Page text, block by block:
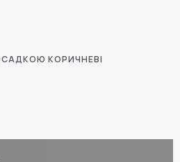
КОРИЧНЕВІ